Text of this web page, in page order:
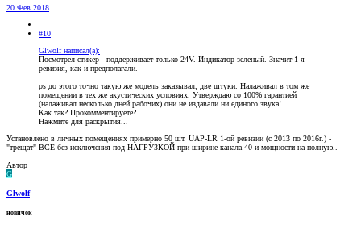
20 Фев 2018
#10
Glwolf написал(а):
Посмотрел стикер - поддерживает только 24V. Индикатор зеленый. Значит 1-я
ревизия, как и предполагали.
ps до этого точно такую же модель заказывал, две штуки. Налаживал в том же
помещении в тех же акустических условиях. Утверждаю со 100% гарантией
(налаживал несколько дней рабочих) они не издавали ни единого звука!
Как так? Прокомментируете?
Нажмите для раскрытия...
Установлено в личных помещениях примерно 50 шт. UAP-LR 1-ой ревизии (с 2013 по 2016г.) -
"трещат" ВСЕ без исключения под НАГРУЗКОЙ при ширине канала 40 и мощности на полную..
Автор
G
Glwolf
новичок